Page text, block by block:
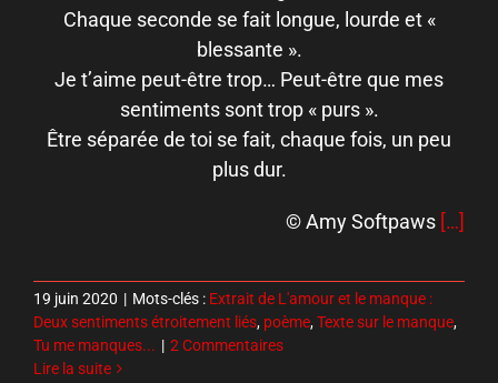
Chaque seconde se fait longue, lourde et «
blessante ».
Je t’aime peut-être trop… Peut-être que mes
sentiments sont trop « purs ».
Être séparée de toi se fait, chaque fois, un peu
plus dur.
© Amy Softpaws […]
19 juin 2020 | Mots-clés : Extrait de L'amour et le manque :
Deux sentiments étroitement liés, poème,Texte sur le manque,
Tu me manques... | 2 Commentaires
Lire la suite